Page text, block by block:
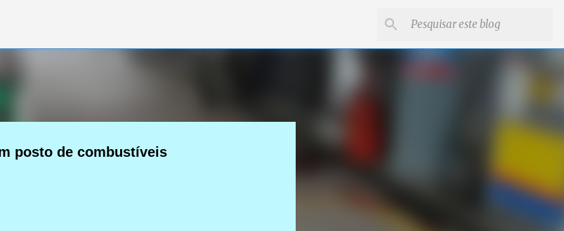
posto de combustíveis